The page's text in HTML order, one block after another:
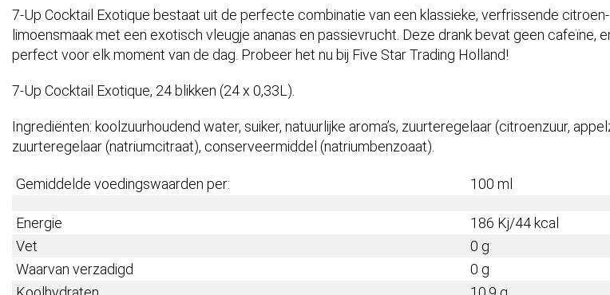
7-Up Cocktail Exotique bestaat uit de perfecte combinatie van een klassieke, verfrissende citroen-
limoensmaak met een exotisch vleugje ananas en passievrucht. Deze drank bevat geen cafeïne,
perfect voor elk moment van de dag. Probeer het nu bij Five Star Trading Holland!
7-Up Cocktail Exotique, 24 blikken (24 x 0,33L).
Ingrediënten: koolzuurhoudend water, suiker, natuurlijke aroma’s, zuurteregelaar (citroenzuur,
zuurteregelaar (natriumcitraat), conserveermiddel (natriumbenzoaat).
Gemiddelde voedingswaarden per: 100 ml
Energie
186 Kj/44 kcal
Vet
0 g
Waarvan verzadigd
0 g